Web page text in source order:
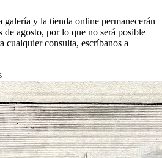
galería y la tienda online permanecerán
de agosto, por lo que no será posible
cualquier consulta, escríbanos a